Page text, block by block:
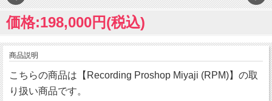
価格:198,000円(税込)
商品説明
こちらの商品は【Recording Proshop Miyaji (RPM)】の取
り扱い商品です。